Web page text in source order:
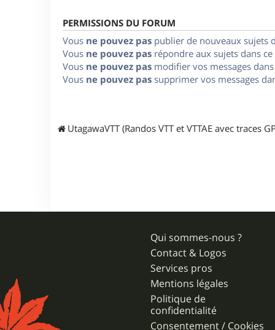
PERMISSIONS DU FORUM
Vous ne pouvez pas publier de nouveaux sujets
Vous ne pouvez pas répondre aux sujets dans
Vous ne pouvez pas modifier vos messages
Vous ne pouvez pas supprimer vos messages
UtagawaVTT (Randos VTT et VTTAE avec traces
Qui sommes-nous ?
Contact & Logos
Services pros
Mentions légales
Politique de
confidentialité
Consentement / Cookies